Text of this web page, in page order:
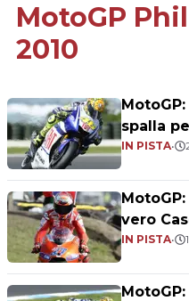
MotoGP
2010
spalla
IN PISTA•
vero
IN PISTA•